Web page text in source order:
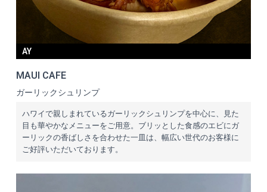
AY
MAUI CAFE
ガーリックシュリンプ
ハワイで親しまれているガーリックシュリンプを中心に、見た
目も華やかなメニューをご用意。ブリッとした食感のエビにガ
ーリックの香ばしさを合わせた一皿は、幅広い世代のお客様に
ご好評いただいております。